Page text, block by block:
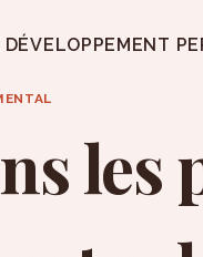
DÉVELOPPEMENT
les